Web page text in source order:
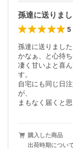
5
孫達に送りまし
かなぁ、と心待
凄く甘いよと喜
す。
自宅にも同じ日
が、
まもなく届くと
購入した商品
出荷時期につい